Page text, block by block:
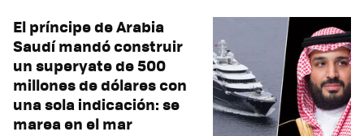
El príncipe de Arabia
Saudí mandó construir
un superyate de 500
millones de dólares con
una sola indicación: se
marea en el mar